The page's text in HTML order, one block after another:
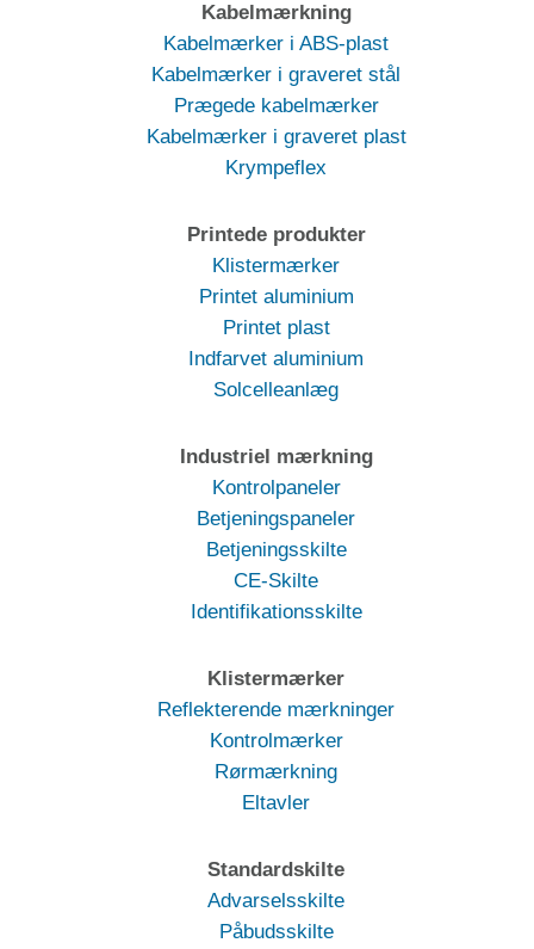
Kabelmærkning
Kabelmærker i ABS-plast
Kabelmærker i graveret stål
Prægede kabelmærker
Kabelmærker i graveret plast
Krympeflex
Printede produkter
Klistermærker
Printet aluminium
Printet plast
Indfarvet aluminium
Solcelleanlæg
Industriel mærkning
Kontrolpaneler
Betjeningspaneler
Betjeningsskilte
CE-Skilte
Identifikationsskilte
Klistermærker
Reflekterende mærkninger
Kontrolmærker
Rørmærkning
Eltavler
Standardskilte
Advarselsskilte
Påbudsskilte